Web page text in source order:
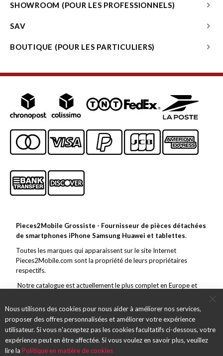
SHOWROOM (POUR LES PROFESSIONNELS)
SAV
BOUTIQUE (POUR LES PARTICULIERS)
Pieces2Mobile Grossiste - Fournisseur de pièces détachées
de smartphones iPhone Samsung Huawei et tablettes.
Toutes les marques qui apparaissent sur le site Internet
Pieces2Mobile.com sont la propriété de leurs propriétaires
respectifs.
Notre catalogue est actuellement le plus complet en Europe et
marge de ce vaste choix, nous nous efforçons de toujours offrir un
service et des pièces de qualité et des envois rapides.
Nous utilisons des cookies pour nous aider à améliorer nos services,
proposer des offres personnalisées et améliorer votre expérience
utilisateur. Si vous n'acceptez pas les cookies facultatifs ci-dessous, votre
expérience peut en être affectée. Si vous voulez en savoir plus, veuillez
lire la Politique en matière de cookies